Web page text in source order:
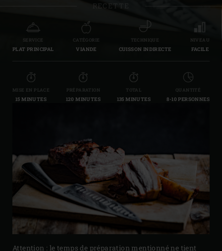
RECETTE
SERVICE
PLAT PRINCIPAL
CATÉGORIE
VIANDE
TECHNIQUE
CUISSON INDIRECTE
NIVEAU
FACILE
MISE EN PLACE
15 MINUTES
PRÉPARATION
120 MINUTES
TOTAL
135 MINUTES
QUANTITÉ
8-10 PERSONNES
Attention : le temps de préparation mentionné ne tient